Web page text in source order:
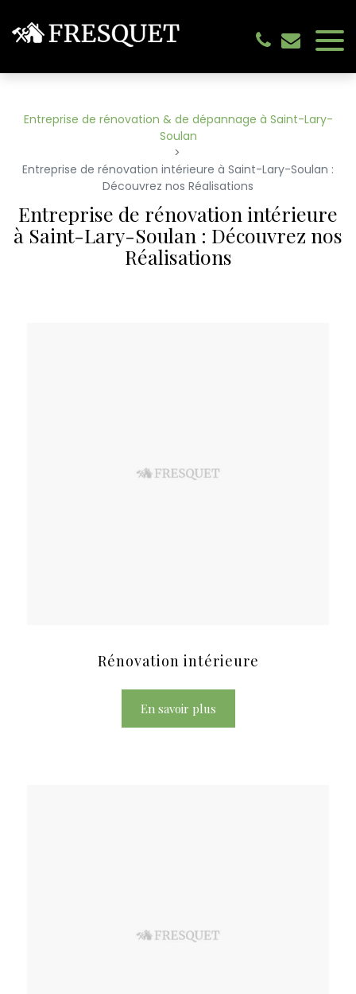
Entreprise de rénovation & de dépannage à Saint-Lary-
Soulan
Entreprise de rénovation intérieure à Saint-Lary-Soulan :
Découvrez nos Réalisations
Entreprise de rénovation intérieure
à Saint-Lary-Soulan : Découvrez nos
Réalisations
Rénovation intérieure
En savoir plus